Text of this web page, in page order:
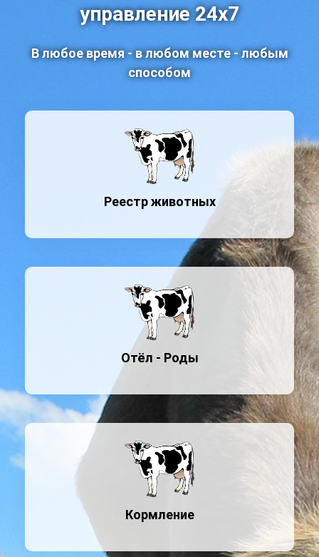
управление 24x7
В любое время - в любом месте - любым
способом
Реестр животных
Отёл - Роды
Кормление